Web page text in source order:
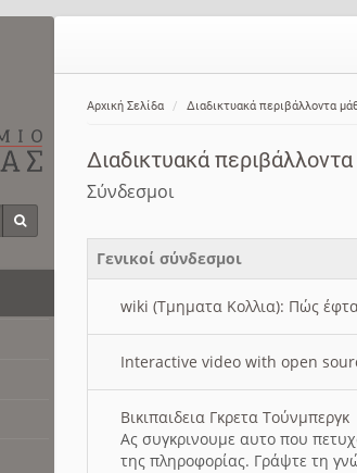
Αρχική Σελίδα Διαδικτυακά περιβάλλοντα
Διαδικτυακά
Σύνδεσμοι
Γενικοί σύνδεσμοι
wiki (Τμηματα Κολλια): Πώς
Interactive video with open
Βικιπαιδεια Γκρετα
Ας συγκρινουμε αυτο που
της πληροφορίας. Γράψτε τη